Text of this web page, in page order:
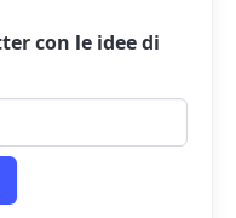
con le idee di